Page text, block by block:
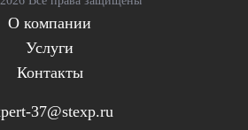
О компании
Услуги
Контакты
37@stexp.ru